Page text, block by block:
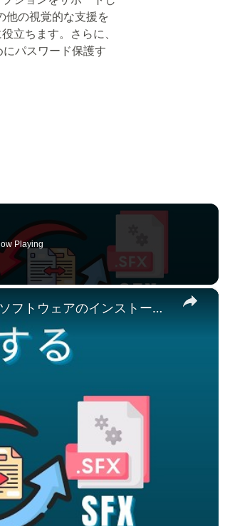
他の視覚的な支援を
立ちます。さらに、
パスワード保護す
Playing
×
📦 RARをSFXにオンラインで無料変換する方法 | ソフトウェアのインストール不要